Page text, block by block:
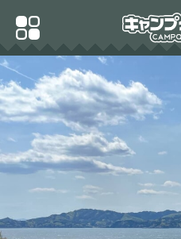
Primary
Menu